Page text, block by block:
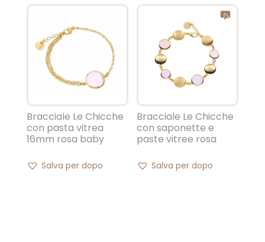
Bracciale Le Chicche
con pasta vitrea
16mm rosa baby
Salva per dopo
Bracciale Le Chicche
con saponette e
paste vitree rosa
Salva per dopo